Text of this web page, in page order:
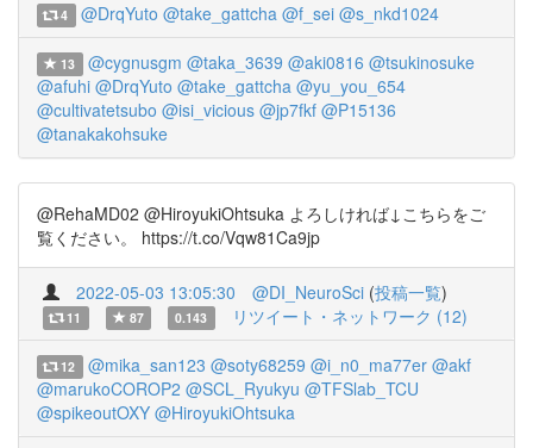
4 @DrqYuto @take_gattcha @f_sei @s_nkd1024
13 @cygnusgm @taka_3639 @aki0816 @tsukinosuke
@afuhi @DrqYuto @take_gattcha @yu_you_654
@cultivatetsubo @isi_vicious @jp7fkf @P15136
@tanakakohsuke
@RehaMD02 @HiroyukiOhtsuka よろしければ↓こちらをご
覧ください。 https://t.co/Vqw81Ca9jp
2022-05-03 13:05:30 @DI_NeuroSci (投稿一覧)
11 87 0.143 リツイート・ネットワーク (12)
12 @mika_san123 @soty68259 @i_n0_ma77er @akf
@marukoCOROP2 @SCL_Ryukyu @TFSlab_TCU
@spikeoutOXY @HiroyukiOhtsuka